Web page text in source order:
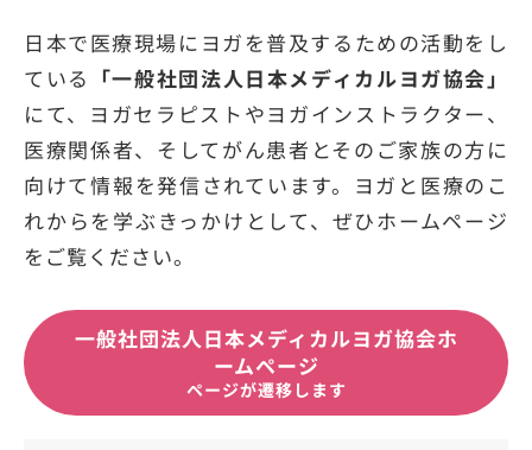
日本で医療現場にヨガを普及するための活動をし
ている 「一般社団法人日本メディカルヨガ協会」
にて、ヨガセラピストやヨガインストラクター、
医療関係者、そしてがん患者とそのご家族の方に
向けて情報を発信されています。ヨガと医療のこ
れからを学ぶきっかけとして、ぜひホームページ
をご覧ください。
一般社団法人日本メディカルヨガ協会ホ
ームページ
ページが遷移します